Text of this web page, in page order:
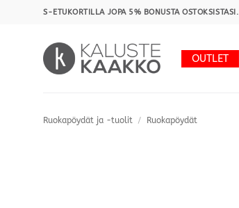
S-ETUKORTILLA JOPA 5% BONUSTA OSTOKSISTASI.
OUTLET
Ruokapöydät ja -tuolit / Ruokapöydät